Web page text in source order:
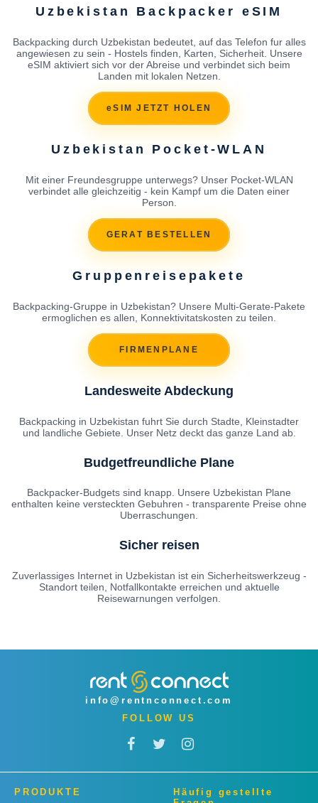
Uzbekistan Backpacker eSIM
Backpacking durch Uzbekistan bedeutet, auf das Telefon fur alles
angewiesen zu sein - Hostels finden, Karten, Sicherheit. Unsere
eSIM aktiviert sich vor der Abreise und verbindet sich beim
Landen mit lokalen Netzen.
eSIM JETZT HOLEN
Uzbekistan Pocket-WLAN
Mit einer Freundesgruppe unterwegs? Unser Pocket-WLAN
verbindet alle gleichzeitig - kein Kampf um die Daten einer
Person.
GERAT BESTELLEN
Gruppenreisepakete
Backpacking-Gruppe in Uzbekistan? Unsere Multi-Gerate-Pakete
ermoglichen es allen, Konnektivitatskosten zu teilen.
FIRMENPLANE
Landesweite Abdeckung
Backpacking in Uzbekistan fuhrt Sie durch Stadte, Kleinstadter
und landliche Gebiete. Unser Netz deckt das ganze Land ab.
Budgetfreundliche Plane
Backpacker-Budgets sind knapp. Unsere Uzbekistan Plane
enthalten keine versteckten Gebuhren - transparente Preise ohne
Uberraschungen.
Sicher reisen
Zuverlassiges Internet in Uzbekistan ist ein Sicherheitswerkzeug -
Standort teilen, Notfallkontakte erreichen und aktuelle
Reisewarnungen verfolgen.
info@rentnconnect.com
FOLLOW US
PRODUKTE
Häufig gestellte